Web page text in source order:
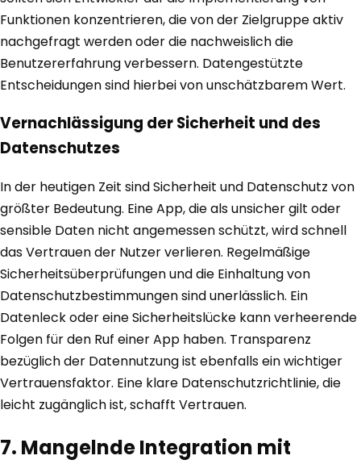
Funktionen konzentrieren, die von der Zielgruppe aktiv
nachgefragt werden oder die nachweislich die
Benutzererfahrung verbessern. Datengestützte
Entscheidungen sind hierbei von unschätzbarem Wert.
Vernachlässigung der Sicherheit und des
Datenschutzes
In der heutigen Zeit sind Sicherheit und Datenschutz von
größter Bedeutung. Eine App, die als unsicher gilt oder
sensible Daten nicht angemessen schützt, wird schnell
das Vertrauen der Nutzer verlieren. Regelmäßige
Sicherheitsüberprüfungen und die Einhaltung von
Datenschutzbestimmungen sind unerlässlich. Ein
Datenleck oder eine Sicherheitslücke kann verheerende
Folgen für den Ruf einer App haben. Transparenz
bezüglich der Datennutzung ist ebenfalls ein wichtiger
Vertrauensfaktor. Eine klare Datenschutzrichtlinie, die
leicht zugänglich ist, schafft Vertrauen.
7. Mangelnde Integration mit